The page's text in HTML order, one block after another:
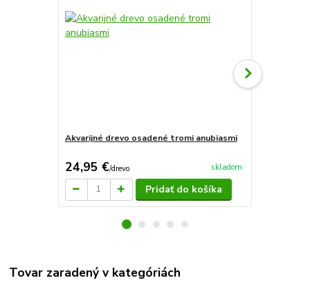
Akvarijné drevo osadené tromi anubiasmi
24,95 €/drevo skladom
Pridať do košíka
Tovar zaradený v kategóriách